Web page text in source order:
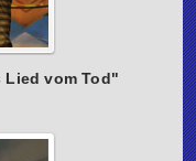
Lied vom Tod"